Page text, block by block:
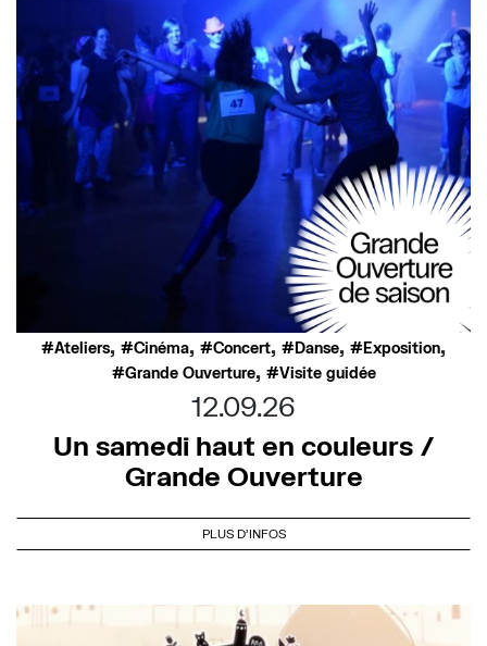
Ateliers, Cinéma, Concert, Danse, Exposition,
Grande Ouverture, Visite guidée
12.09.26
Un samedi haut en couleurs /
Grande Ouverture
PLUS D'INFOS